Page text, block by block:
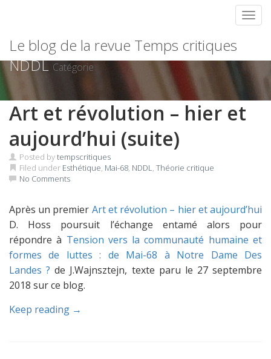
content
Le blog de la revue Temps critiques
NDDLCatégorie
Art et révolution – hier et
aujourd’hui (suite)
Posted bytempscritiques
Filed under Esthétique, Mai-68, NDDL, Théorie critique
No Comments
Après un premier Art et révolution – hier et aujourd’hui
D. Hoss poursuit l’échange entamé alors pour
répondre à Tension vers la communauté humaine et
formes de luttes : de Mai-68 à Notre Dame Des
Landes ? de J.Wajnsztejn, texte paru le 27 septembre
2018 sur ce blog.
Keep reading →